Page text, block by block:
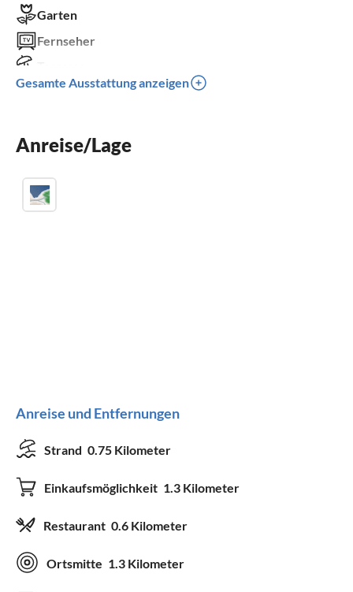
Garten
Fernseher
Spülmaschine
Parkplatz
Gesamte Ausstattung anzeigen
Anreise/Lage
Anreise und Entfernungen
Strand 0.75 Kilometer
Einkaufsmöglichkeit 1.3 Kilometer
Restaurant 0.6 Kilometer
Ortsmitte 1.3 Kilometer